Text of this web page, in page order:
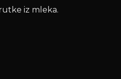
iz mleka.